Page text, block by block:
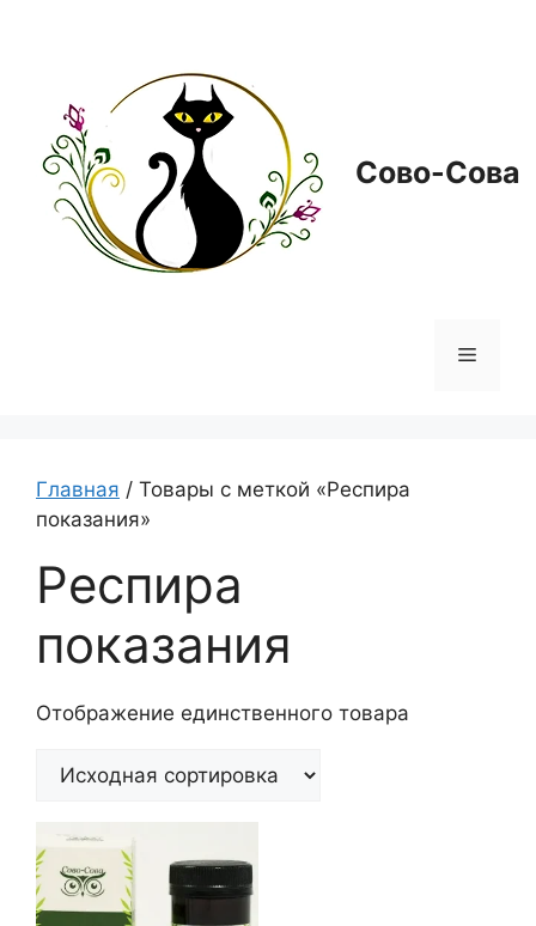
Сово-Сова
Меню
Главная / Товары с меткой «Респира
показания»
Респира
показания
Отображение единственного товара